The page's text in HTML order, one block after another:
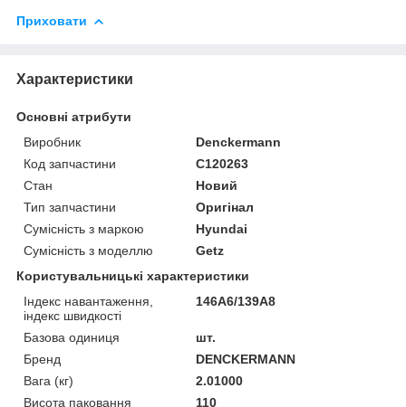
Приховати
Характеристики
Основні атрибути
Виробник
Denckermann
Код запчастини
C120263
Стан
Новий
Тип запчастини
Оригінал
Сумісність з маркою
Hyundai
Сумісність з моделлю
Getz
Користувальницькі характеристики
Індекс навантаження,
індекс швидкості
146A6/139A8
Базова одиниця
шт.
Бренд
DENCKERMANN
Вага (кг)
2.01000
Висота паковання
110